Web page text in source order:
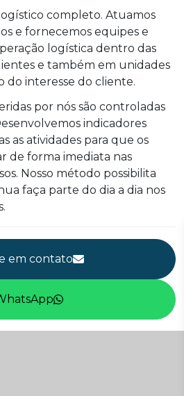
completo. Atuamos
e fornecemos equipes e
logística dentro das
e também em unidades
do interesse do cliente.
por nós são controladas
indicadores
as atividades para que os
de forma imediata nas
Nosso método possibilita
faça parte do dia a dia nos
em contato